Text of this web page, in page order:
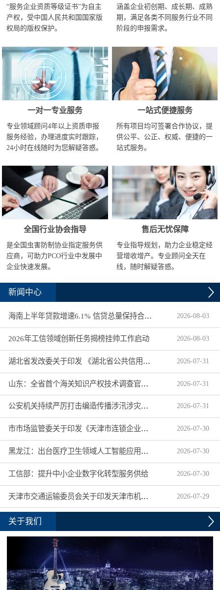
“服务企业资质等级证书”为自主
产权，受中国人民共和国国家版
权局的版权保护。
涵盖企业初创期、成长期、成熟
期，满足各类不同服务行业不同
阶段的申报需求。
一对一专业服务
专业领域顾问4年以上资质申报
服务经验，办理进度实时跟踪，
24小时在线随时为您解疑答惑。
一站式便捷服务
所有项目均可签署合作协议，提
供公平、公正、权威、便捷的一
站式服务。
全国行业协会指导
是全国虫害防制协业指定服务供
应商，可助力PCO行业中发展中
企业快速发展。
售后无忧保障
专业指导规划，助力企业稳定经
营增收增产。专业顾问全天在
线，随时解疑答惑。
新闻中心
海南上半年贷款增速6.1% 信贷总量保持合理平稳增长 2026-08-03
2026年工信领域创新任务揭榜挂帅工作启动 2026-08-03
湖北省发改委关于印发 《湖北省公共信用信息目录（2026年版）》的通知 2026-07-31
山东：全省首个海关知识产权技术调查官制度落地济南自贸片区 2026-07-31
公安机关持续严厉打击编造传播涉汛涉灾网络谣言 2026-07-31
市市场监管委关于印发《天津市连锁企业食品经营许可“先证后核”信用承诺审批实施办法》的通知 2026-07-30
黑龙江：出台医疗卫生领域人工智能应用工作实施方案 2026-07-30
工信部：提升中小企业数字化转型服务供给 2026-07-30
天津市交通运输委员会关于印发天津市机动车驾驶员培训机构及教练员综合信用评价管理办法的通知 2026-07-29
关于我们